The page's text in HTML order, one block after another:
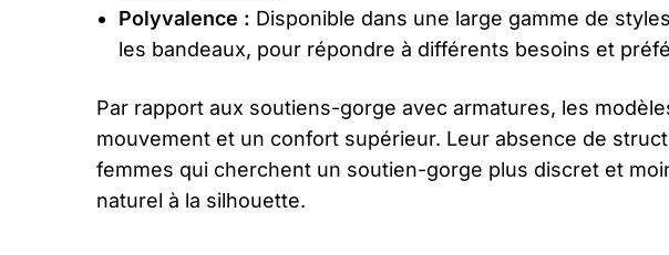
Polyvalence : Disponible dans une large gamme de
les bandeaux, pour répondre à différents besoins et
Par rapport aux soutiens-gorge avec armatures, les
mouvement et un confort supérieur. Leur absence de
femmes qui cherchent un soutien-gorge plus discret et
naturel à la silhouette.